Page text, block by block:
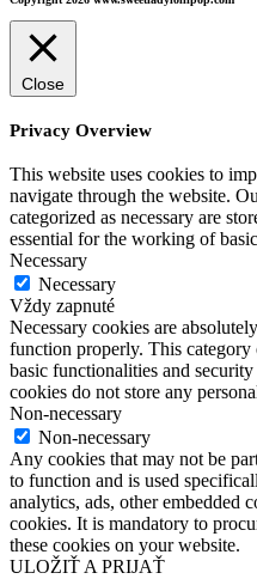
Close
Privacy Overview
This website uses cookies to
navigate through the website.
categorized as necessary are
essential for the working of
Necessary
Necessary
Vždy zapnuté
Necessary cookies are
function properly. This category
basic functionalities and
cookies do not store any
Non-necessary
Non-necessary
Any cookies that may not be
to function and is used
analytics, ads, other embedded
cookies. It is mandatory to
these cookies on your website.
ULOŽIŤ A PRIJAŤ